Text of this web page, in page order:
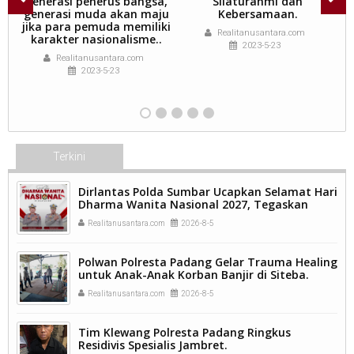
generasi muda akan maju
jika para pemuda memiliki
karakter nasionalisme..
Realitanusantara.com
2023-5-23
Kebersamaan.
Realitanusantara.com
2023-5-23
Terkini
Dirlantas Polda Sumbar Ucapkan Selamat Hari
Dharma Wanita Nasional 2027, Tegaskan
Peran Perempuan sebagai Pilar Bangsa
Realitanusantara.com 2026-8-5
Polwan Polresta Padang Gelar Trauma Healing
untuk Anak-Anak Korban Banjir di Siteba.
Realitanusantara.com 2026-8-5
Tim Klewang Polresta Padang Ringkus
Residivis Spesialis Jambret.